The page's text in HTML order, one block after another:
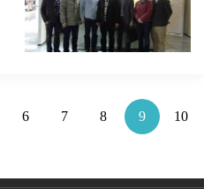
6 7 8 9 10